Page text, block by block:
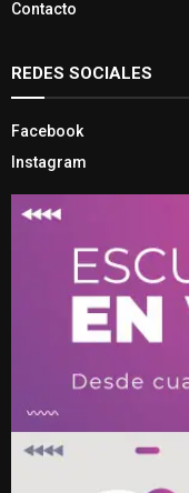
Contacto
REDES SOCIALES
Facebook
Instagram